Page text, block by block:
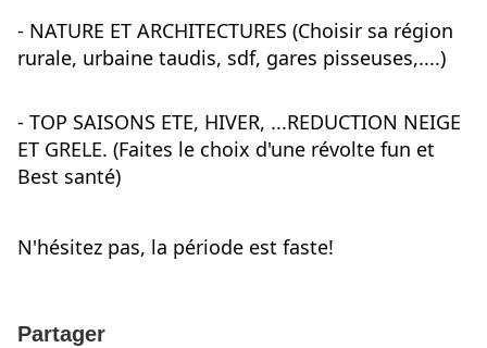
- NATURE ET ARCHITECTURES (Choisir sa région
rurale, urbaine taudis, sdf, gares pisseuses,....)
- TOP SAISONS ETE, HIVER, ...REDUCTION NEIGE
ET GRELE. (Faites le choix d'une révolte fun et
Best santé)
N'hésitez pas, la période est faste!
Partager